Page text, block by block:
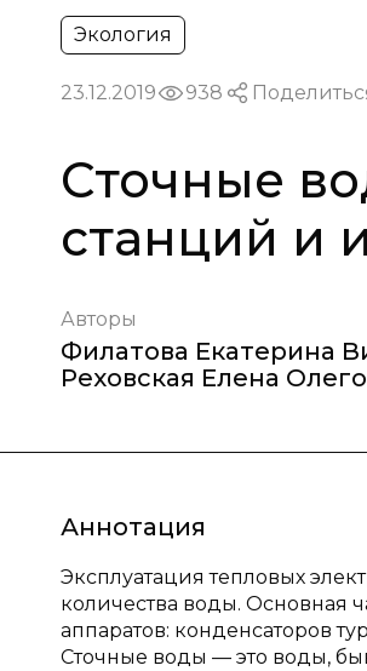
Экология
23.12.2019 938
Сточные
станций и
Авторы
Филатова Екатерина
Реховская Елена
Аннотация
Эксплуатация тепловых
количества воды. Основная
аппаратов: конденсаторов
Сточные воды — это воды,